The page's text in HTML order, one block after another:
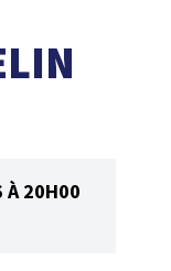
À 20H00